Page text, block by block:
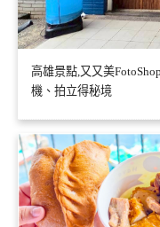
高雄景點,又又美
機、拍立得秘境